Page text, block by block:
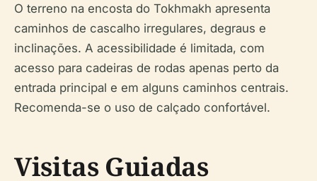
O terreno na encosta do Tokhmakh apresenta
caminhos de cascalho irregulares, degraus e
inclinações. A acessibilidade é limitada, com
acesso para cadeiras de rodas apenas perto da
entrada principal e em alguns caminhos centrais.
Recomenda-se o uso de calçado confortável.
Visitas Guiadas